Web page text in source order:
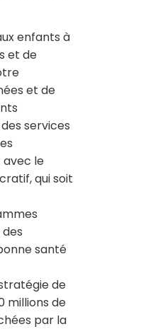
enfants à
et de
et de
services
avec le
qui soit
santé
de
millions de
par la